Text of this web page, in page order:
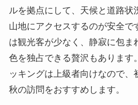
ルを拠点にして、天候と道路状
山地にアクセスするのが安全で
は観光客が少なく、静寂に包ま
色を独占できる贅沢もあります
ッキングは上級者向けなので、
秋の訪問をおすすめします。